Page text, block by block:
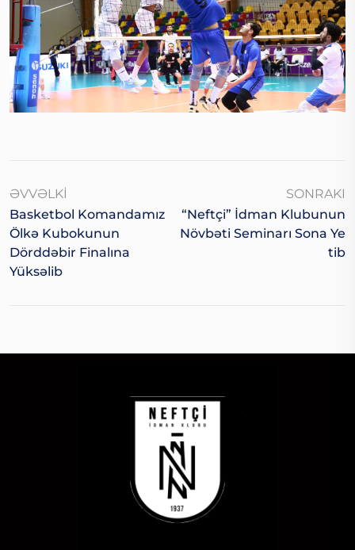
ƏVVƏLKI
Basketbol Komandamız
Ölkə Kubokunun
Dörddəbir Finalına
Yüksəlib
SONRAKI
“Neftçi” İdman Klubunun
Növbəti Seminarı Sona Ye
Tib